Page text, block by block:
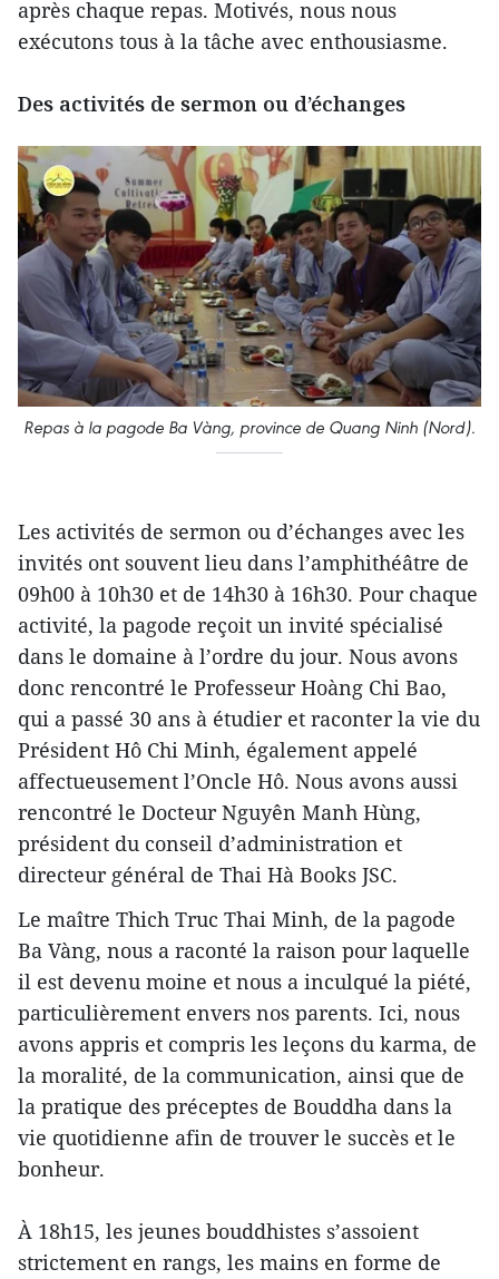
après chaque repas. Motivés, nous nous
exécutons tous à la tâche avec enthousiasme.
Des activités de sermon ou d’échanges
Repas à la pagode Ba Vàng, province de Quang Ninh (Nord).
Les activités de sermon ou d’échanges avec les
invités ont souvent lieu dans l’amphithéâtre de
09h00 à 10h30 et de 14h30 à 16h30. Pour chaque
activité, la pagode reçoit un invité spécialisé
dans le domaine à l’ordre du jour. Nous avons
donc rencontré le Professeur Hoàng Chi Bao,
qui a passé 30 ans à étudier et raconter la vie du
Président Hô Chi Minh, également appelé
affectueusement l’Oncle Hô. Nous avons aussi
rencontré le Docteur Nguyên Manh Hùng,
président du conseil d’administration et
directeur général de Thai Hà Books JSC.
Le maître Thich Truc Thai Minh, de la pagode
Ba Vàng, nous a raconté la raison pour laquelle
il est devenu moine et nous a inculqué la piété,
particulièrement envers nos parents. Ici, nous
avons appris et compris les leçons du karma, de
la moralité, de la communication, ainsi que de
la pratique des préceptes de Bouddha dans la
vie quotidienne afin de trouver le succès et le
bonheur.
À 18h15, les jeunes bouddhistes s’assoient
strictement en rangs, les mains en forme de